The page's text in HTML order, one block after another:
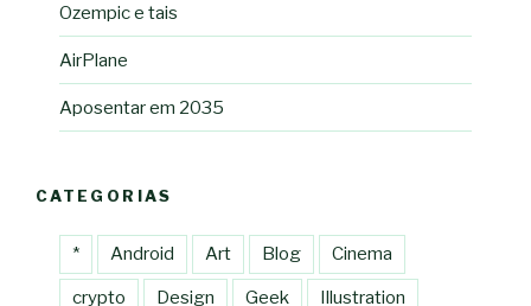
Ozempic e tais
AirPlane
Aposentar em 2035
CATEGORIAS
* Android Art Blog Cinema
crypto Design Geek Illustration